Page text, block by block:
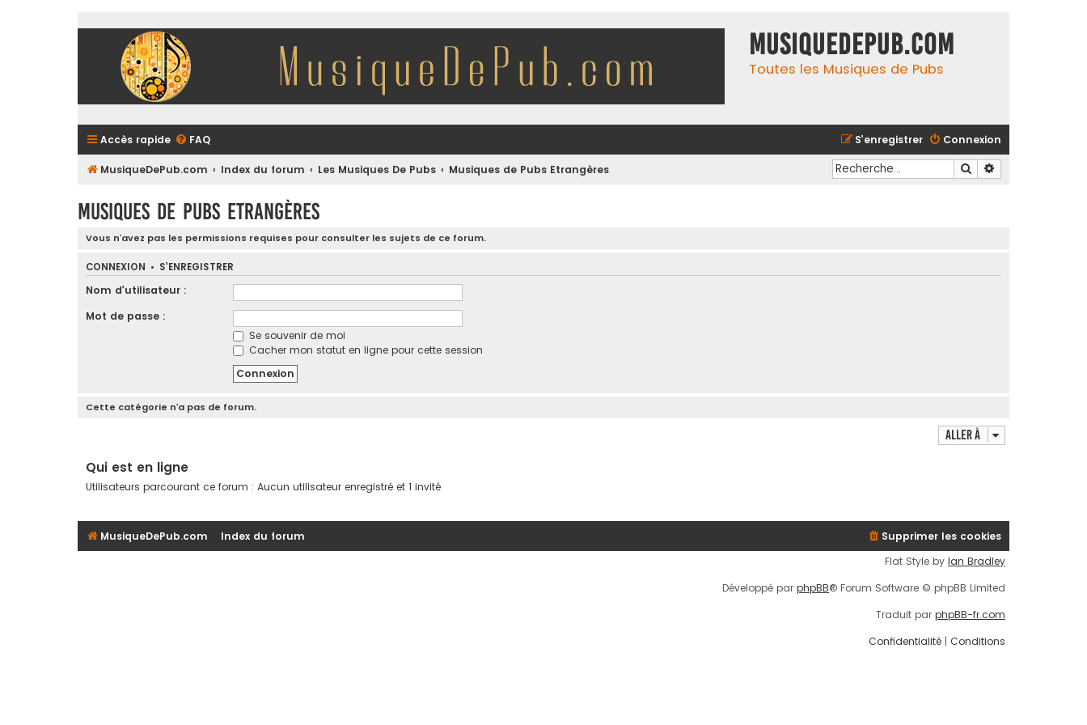
MusiqueDePub.com
Toutes les Musiques de Pubs
Accès rapide FAQ Connexion
S’enregistrer
MusiqueDePub.com Index du forum Les Musiques De Pubs Musiques de Pubs Etrangères Rechercher
Musiques de Pubs Etrangères
Vous n’avez pas les permissions requises pour consulter les sujets de ce forum.
CONNEXION • S’ENREGISTRER
Nom d’utilisateur :
Mot de passe :
Se souvenir de moi
Cacher mon statut en ligne pour cette session
Cette catégorie n’a pas de forum.
Aller à
Qui est en ligne
Utilisateurs parcourant ce forum : Aucun utilisateur enregistré et 1 invité
MusiqueDePub.com Index du forum
Supprimer les cookies
Flat Style by Ian Bradley
Développé par phpBB® Forum Software © phpBB Limited
Traduit par phpBB-fr.com
Confidentialité
Conditions